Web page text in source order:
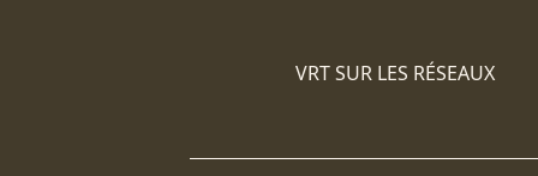
VRT SUR LES RÉSEAUX